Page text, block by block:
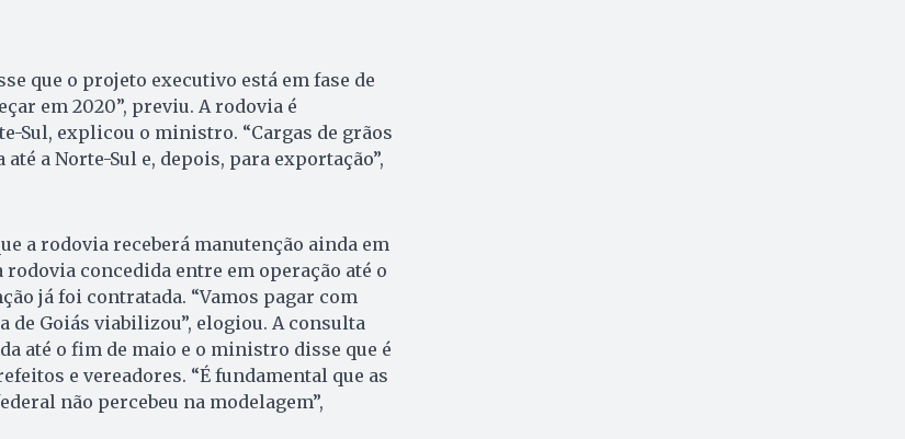
que o projeto executivo está em fase de
em 2020”, previu. A rodovia é
Sul, explicou o ministro. “Cargas de grãos
a Norte-Sul e, depois, para exportação”,
a rodovia receberá manutenção ainda em
rodovia concedida entre em operação até o
já foi contratada. “Vamos pagar com
de Goiás viabilizou”, elogiou. A consulta
até o fim de maio e o ministro disse que é
e vereadores. “É fundamental que as
não percebeu na modelagem”,